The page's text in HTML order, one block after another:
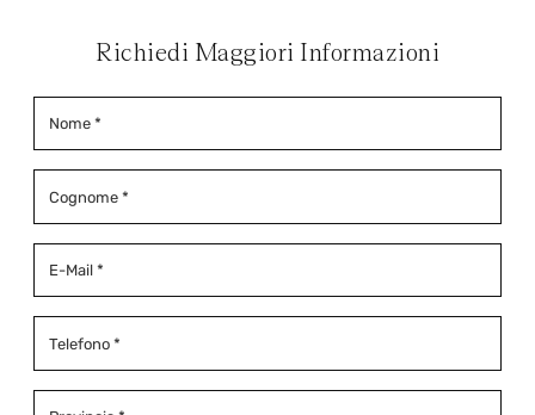
Richiedi Maggiori Informazioni